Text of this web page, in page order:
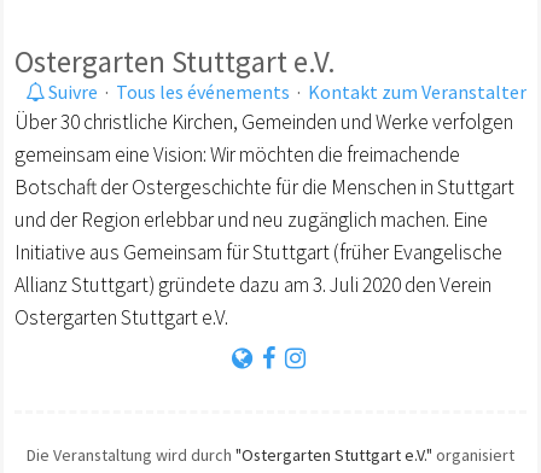
Ostergarten Stuttgart e.V.
Suivre · Tous les événements · Kontakt zum Veranstalter
Über 30 christliche Kirchen, Gemeinden und Werke verfolgen
gemeinsam eine Vision: Wir möchten die freimachende
Botschaft der Ostergeschichte für die Menschen in Stuttgart
und der Region erlebbar und neu zugänglich machen. Eine
Initiative aus Gemeinsam für Stuttgart (früher Evangelische
Allianz Stuttgart) gründete dazu am 3. Juli 2020 den Verein
Ostergarten Stuttgart e.V.
Die Veranstaltung wird durch "Ostergarten Stuttgart e.V." organisiert